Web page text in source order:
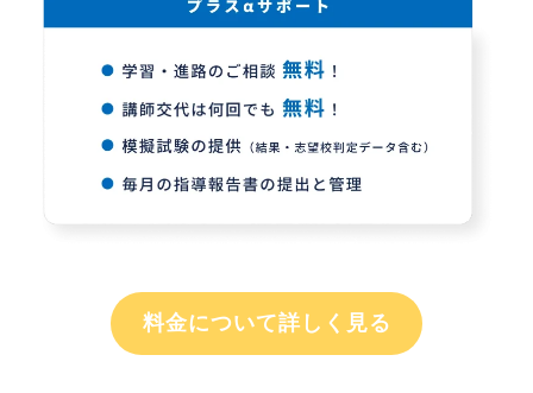
料金について詳しく見る